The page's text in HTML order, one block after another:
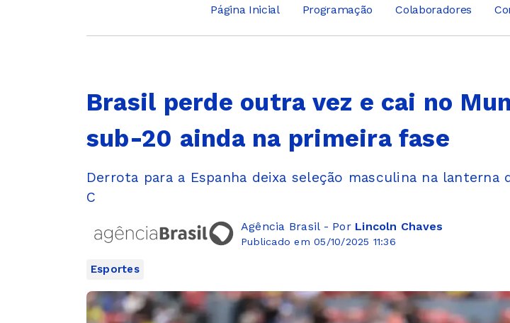
Página Inicial Programação Colaboradores
Brasil perde outra vez e cai no
sub-20 ainda na primeira fase
Derrota para a Espanha deixa seleção masculina na lanterna
C
Agência Brasil - Por Lincoln Chaves
Publicado em 05/10/2025 11:36
Esportes